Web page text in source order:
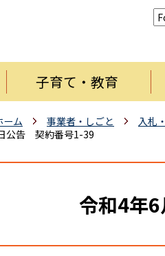
子育て・教育
ーム 事業者・しごと 入札
公告 契約番号1-39
令和4年